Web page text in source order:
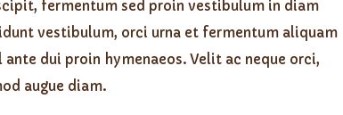
fermentum sed proin vestibulum in diam
vestibulum, orci urna et fermentum aliquam
dui proin hymenaeos. Velit ac neque orci,
augue diam.